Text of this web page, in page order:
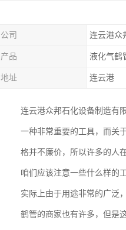
公司 连云港众
产品 液化气鹤
地址 连云港
连云港众邦石化设备制造有
一种非常重要的工具，而关
格并不廉价，所以许多的人
咱们应该注意一些什么样的工
实际上由于用途非常的广泛
鹤管的商家也有许多，但是